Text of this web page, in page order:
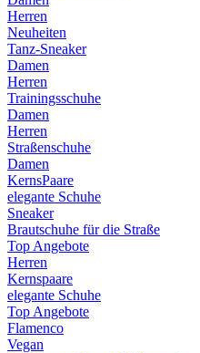
Herren
Neuheiten
Tanz-Sneaker
Damen
Herren
Trainingsschuhe
Damen
Herren
Straßenschuhe
Damen
KernsPaare
elegante Schuhe
Sneaker
Brautschuhe für die Straße
Top Angebote
Herren
Kernspaare
elegante Schuhe
Top Angebote
Flamenco
Vegan